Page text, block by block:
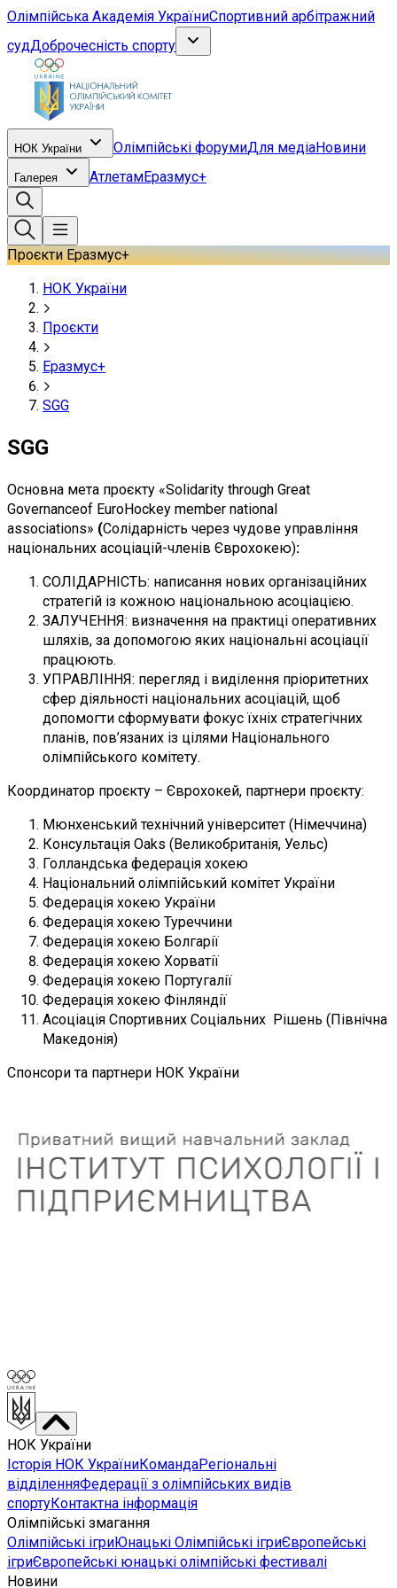
Олімпійська Академія УкраїниСпортивний арбітражний
судДоброчесність спорту
НОК України Олімпійські форумиДля медіаНовини
Галерея АтлетамЕразмус+
Проєкти Еразмус+
НОК України
Проєкти
Еразмус+
SGG
SGG
Основна мета проєкту «Solidarity through Great
Governanceof EuroHockey member national
associations» (Солідарність через чудове управління
національних асоціацій-членів Єврохокею):
СОЛІДАРНІСТЬ: написання нових організаційних
стратегій із кожною національною асоціацією.
ЗАЛУЧЕННЯ: визначення на практиці оперативних
шляхів, за допомогою яких національні асоціації
працюють.
УПРАВЛІННЯ: перегляд і виділення пріоритетних
сфер діяльності національних асоціацій, щоб
допомогти сформувати фокус їхніх стратегічних
планів, пов’язаних із цілями Національного
олімпійського комітету.
Координатор проєкту – Єврохокей, партнери проєкту:
Мюнхенський технічний університет (Німеччина)
Консультація Oaks (Великобританія, Уельс)
Голландська федерація хокею
Національний олімпійський комітет України
Федерація хокею України
Федерація хокею Туреччини
Федерація хокею Болгарії
Федерація хокею Хорватії
Федерація хокею Португалії
Федерація хокею Фінляндії
Асоціація Спортивних Соціальних Рішень (Північна
Македонія)
Спонсори та партнери НОК України
НОК України
Історія НОК УкраїниКомандаРегіональні
відділенняФедерації з олімпійських видів
спортуКонтактна інформація
Олімпійські змагання
Олімпійські ігриЮнацькі Олімпійські ігриЄвропейські
ігриЄвропейські юнацькі олімпійські фестивалі
Новини